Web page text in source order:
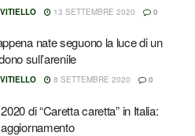
13 SETTEMBRE 2020 0
nate seguono la luce di un
sull’arenile
8 SETTEMBRE 2020 0
di “Caretta caretta” in Italia: